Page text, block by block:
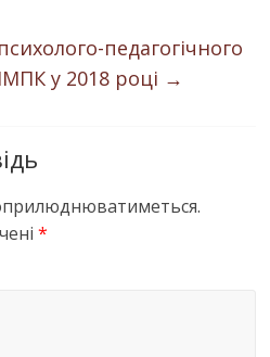
педагогічного
у 2018 році →
*